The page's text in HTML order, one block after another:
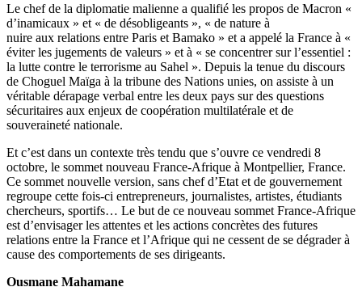
Le chef de la diplomatie malienne a qualifié les propos de Macron «
d’inamicaux » et « de désobligeants », « de nature à
nuire aux relations entre Paris et Bamako » et a appelé la France à «
éviter les jugements de valeurs » et à « se concentrer sur l’essentiel :
la lutte contre le terrorisme au Sahel ». Depuis la tenue du discours
de Choguel Maïga à la tribune des Nations unies, on assiste à un
véritable dérapage verbal entre les deux pays sur des questions
sécuritaires aux enjeux de coopération multilatérale et de
souveraineté nationale.
Et c’est dans un contexte très tendu que s’ouvre ce vendredi 8
octobre, le sommet nouveau France-Afrique à Montpellier, France.
Ce sommet nouvelle version, sans chef d’Etat et de gouvernement
regroupe cette fois-ci entrepreneurs, journalistes, artistes, étudiants
chercheurs, sportifs… Le but de ce nouveau sommet France-Afrique
est d’envisager les attentes et les actions concrètes des futures
relations entre la France et l’Afrique qui ne cessent de se dégrader à
cause des comportements de ses dirigeants.
Ousmane Mahamane